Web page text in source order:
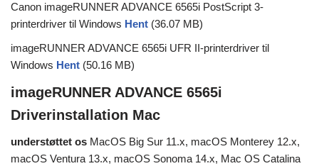
Canon imageRUNNER ADVANCE 6565i PostScript 3-
printerdriver til Windows Hent (36.07 MB)
imageRUNNER ADVANCE 6565i UFR II-printerdriver til
Windows Hent (50.16 MB)
imageRUNNER ADVANCE 6565i
Driverinstallation Mac
understøttet os MacOS Big Sur 11.x, macOS Monterey 12.x,
macOS Ventura 13.x, macOS Sonoma 14.x, Mac OS Catalina